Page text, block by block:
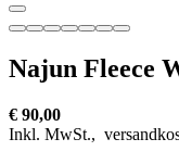
Najun Fleece
€ 90,00
Inkl. MwSt.,